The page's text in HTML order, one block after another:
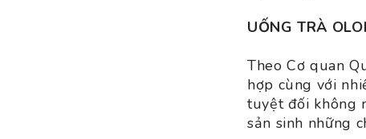
UỐNG TRÀ
Theo Cơ quan
hợp cùng với
tuyệt đối không
sản sinh những